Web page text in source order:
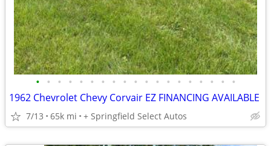
• • • • • • • • • • • • • • • • • • •
1962 Chevrolet Chevy Corvair EZ FINANCING AVAILABLE
7/13 65k mi + Springfield Select Autos